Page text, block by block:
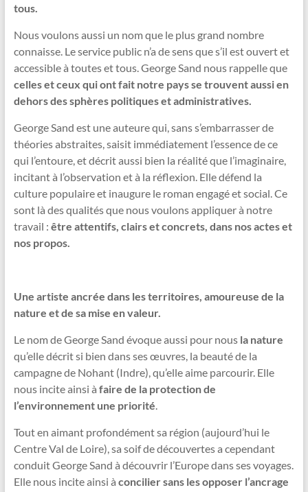
tous.
Nous voulons aussi un nom que le plus grand nombre
connaisse. Le service public n’a de sens que s’il est ouvert et
accessible à toutes et tous. George Sand nous rappelle que
celles et ceux qui ont fait notre pays se trouvent aussi en
dehors des sphères politiques et administratives.
George Sand est une auteure qui, sans s’embarrasser de
théories abstraites, saisit immédiatement l’essence de ce
qui l’entoure, et décrit aussi bien la réalité que l’imaginaire,
incitant à l’observation et à la réflexion. Elle défend la
culture populaire et inaugure le roman engagé et social. Ce
sont là des qualités que nous voulons appliquer à notre
travail : être attentifs, clairs et concrets, dans nos actes et
nos propos.
Une artiste ancrée dans les territoires, amoureuse de la
nature et de sa mise en valeur.
Le nom de George Sand évoque aussi pour nous la nature
qu’elle décrit si bien dans ses œuvres, la beauté de la
campagne de Nohant (Indre), qu’elle aime parcourir. Elle
nous incite ainsi à faire de la protection de
l’environnement une priorité
Tout en aimant profondément sa région (aujourd’hui le
Centre Val de Loire), sa soif de découvertes a cependant
conduit George Sand à découvrir l’Europe dans ses voyages.
Elle nous incite ainsi à concilier sans les opposer l’ancrage